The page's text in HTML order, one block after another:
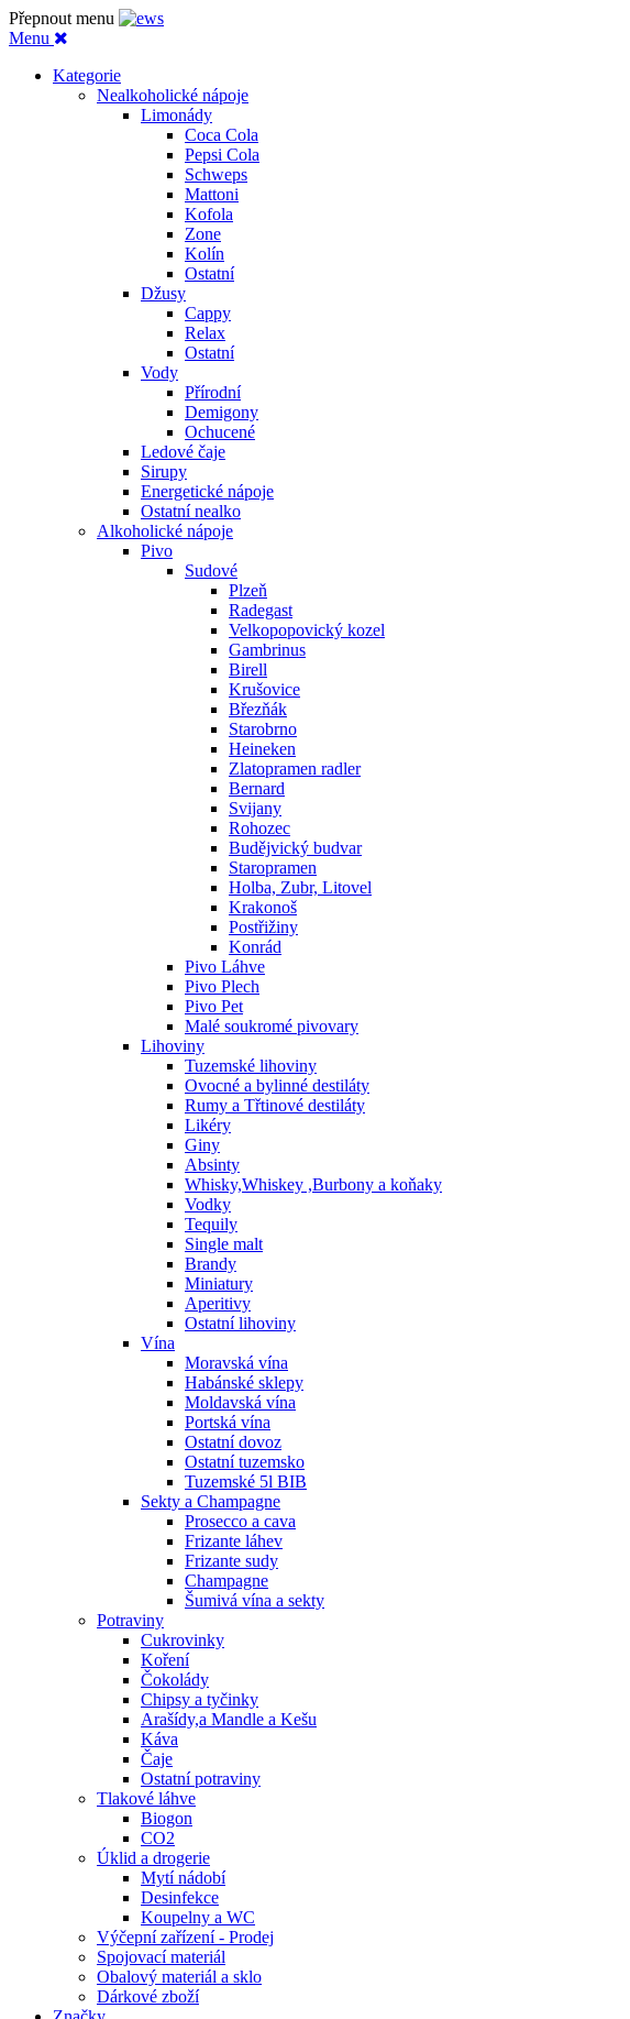
Přepnout menu
Menu
Kategorie
Nealkoholické nápoje
Limonády
Coca Cola
Pepsi Cola
Schweps
Mattoni
Kofola
Zone
Kolín
Ostatní
Džusy
Cappy
Relax
Ostatní
Vody
Přírodní
Demigony
Ochucené
Ledové čaje
Sirupy
Energetické nápoje
Ostatní nealko
Alkoholické nápoje
Pivo
Sudové
Plzeň
Radegast
Velkopopovický kozel
Gambrinus
Birell
Krušovice
Březňák
Starobrno
Heineken
Zlatopramen radler
Bernard
Svijany
Rohozec
Budějvický budvar
Staropramen
Holba, Zubr, Litovel
Krakonoš
Postřižiny
Konrád
Pivo Láhve
Pivo Plech
Pivo Pet
Malé soukromé pivovary
Lihoviny
Tuzemské lihoviny
Ovocné a bylinné destiláty
Rumy a Třtinové destiláty
Likéry
Giny
Absinty
Whisky,Whiskey ,Burbony a koňaky
Vodky
Tequily
Single malt
Brandy
Miniatury
Aperitivy
Ostatní lihoviny
Vína
Moravská vína
Habánské sklepy
Moldavská vína
Portská vína
Ostatní dovoz
Ostatní tuzemsko
Tuzemské 5l BIB
Sekty a Champagne
Prosecco a cava
Frizante láhev
Frizante sudy
Champagne
Šumivá vína a sekty
Potraviny
Cukrovinky
Koření
Čokolády
Chipsy a tyčinky
Arašídy,a Mandle a Kešu
Káva
Čaje
Ostatní potraviny
Tlakové láhve
Biogon
CO2
Úklid a drogerie
Mytí nádobí
Desinfekce
Koupelny a WC
Výčepní zařízení - Prodej
Spojovací materiál
Obalový materiál a sklo
Dárkové zboží